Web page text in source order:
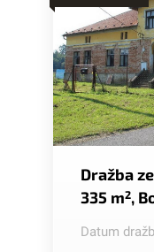
Dražba
335 m2,
Datum